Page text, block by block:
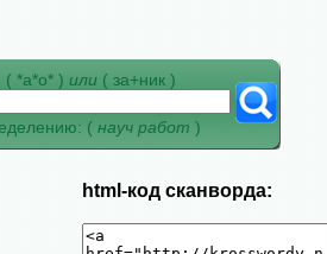
( *а*о* ) или ( за+ник )
( науч работ )
html-код сканворда: